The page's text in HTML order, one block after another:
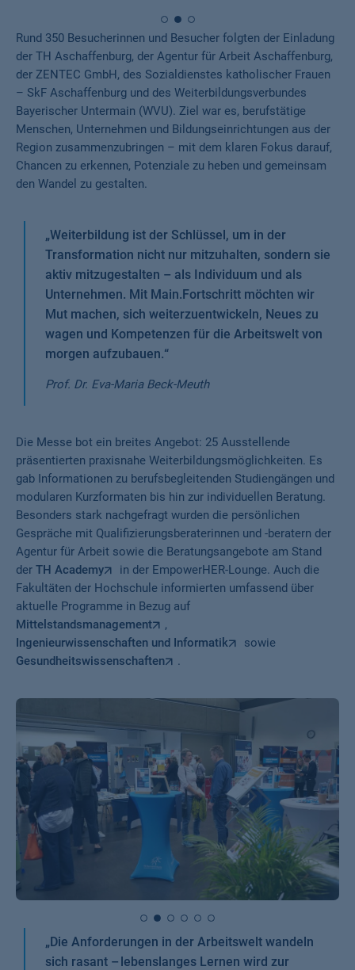
Rund 350 Besucherinnen und Besucher folgten der Einladung
der TH Aschaffenburg, der Agentur für Arbeit Aschaffenburg,
der ZENTEC GmbH, des Sozialdienstes katholischer Frauen
– SkF Aschaffenburg und des Weiterbildungsverbundes
Bayerischer Untermain (WVU). Ziel war es, berufstätige
Menschen, Unternehmen und Bildungseinrichtungen aus der
Region zusammenzubringen – mit dem klaren Fokus darauf,
Chancen zu erkennen, Potenziale zu heben und gemeinsam
den Wandel zu gestalten.
„Weiterbildung ist der Schlüssel, um in der
Transformation nicht nur mitzuhalten, sondern sie
aktiv mitzugestalten – als Individuum und als
Unternehmen. Mit Main.Fortschritt möchten wir
Mut machen, sich weiterzuentwickeln, Neues zu
wagen und Kompetenzen für die Arbeitswelt von
morgen aufzubauen.“
Prof. Dr. Eva-Maria Beck-Meuth
Die Messe bot ein breites Angebot: 25 Ausstellende
präsentierten praxisnahe Weiterbildungsmöglichkeiten. Es
gab Informationen zu berufsbegleitenden Studiengängen und
modularen Kurzformaten bis hin zur individuellen Beratung.
Besonders stark nachgefragt wurden die persönlichen
Gespräche mit Qualifizierungsberaterinnen und -beratern der
Agentur für Arbeit sowie die Beratungsangebote am Stand
der TH Academy
in der EmpowerHER-Lounge. Auch die
Fakultäten der Hochschule informierten umfassend über
aktuelle Programme in Bezug auf
Mittelstandsmanagement
,
Ingenieurwissenschaften und Informatik
sowie
Gesundheitswissenschaften
.
„Die Anforderungen in der Arbeitswelt wandeln
sich rasant – lebenslanges Lernen wird zur